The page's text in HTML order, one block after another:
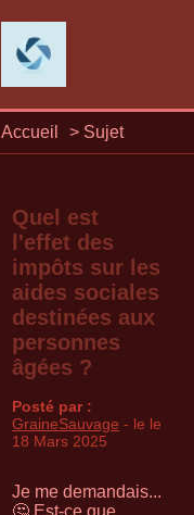
Accueil > Sujet
Quel est
l'effet des
impôts sur les
aides sociales
destinées aux
personnes
âgées ?
Posté par :
GraineSauvage - le le
18 Mars 2025
Je me demandais...